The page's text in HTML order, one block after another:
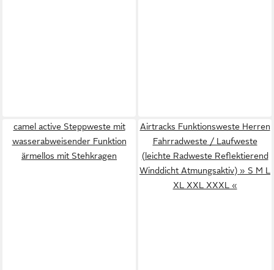
camel active Steppweste mit
wasserabweisender Funktion
ärmellos mit Stehkragen
Airtracks Funktionsweste Herren
Fahrradweste / Laufweste
(leichte Radweste Reflektierend
Winddicht Atmungsaktiv) » S M L
XL XXL XXXL «